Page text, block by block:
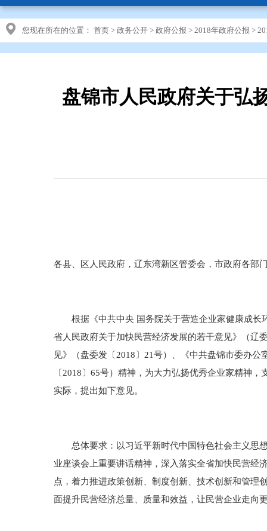
您现在所在的位置： 首页 > 政务公开 > 政府公报 > 2018年政府公报 >
盘锦市人民政府关于弘
各县、区人民政府，辽东湾新区管委会，市政府各部
根据《中共中央 国务院关于营造企业家健康成长
省人民政府关于加快民营经济发展的若干意见》（辽
见》（盘委发〔2018〕21号）、《中共盘锦市委办
〔2018〕65号）精神，为大力弘扬优秀企业家精神
实际，提出如下意见。
总体要求：以习近平新时代中国特色社会主义思想
业座谈会上重要讲话精神，深入落实全省加快民营经
点，着力推进政策创新、制度创新、技术创新和管理
面提升民营经济总量、质量和效益，让民营企业走向